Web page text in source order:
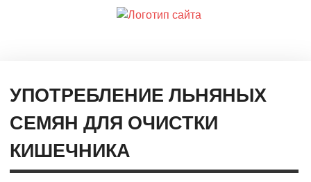
УПОТРЕБЛЕНИЕ ЛЬНЯНЫХ
СЕМЯН ДЛЯ ОЧИСТКИ
КИШЕЧНИКА